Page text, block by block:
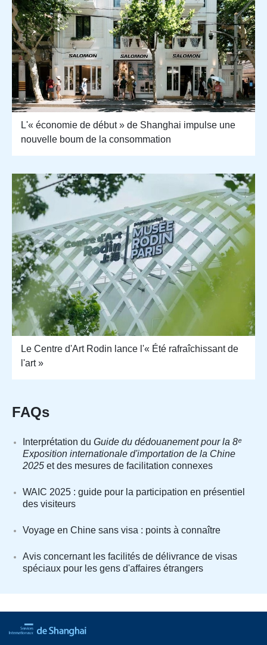
L'« économie de début » de Shanghai impulse une
nouvelle boum de la consommation
Le Centre d'Art Rodin lance l'« Été rafraîchissant de
l'art »
FAQs
Interprétation du Guide du dédouanement pour la 8ᵉ
Exposition internationale d'importation de la Chine
2025 et des mesures de facilitation connexes
WAIC 2025 : guide pour la participation en présentiel
des visiteurs
Voyage en Chine sans visa : points à connaître
Avis concernant les facilités de délivrance de visas
spéciaux pour les gens d'affaires étrangers